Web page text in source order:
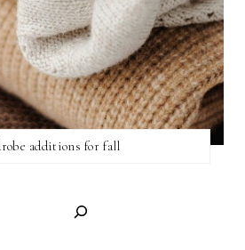
additions for fall